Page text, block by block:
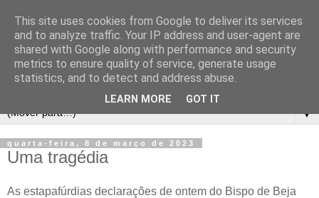
▼
quarta-feira, 8 de março de 2023
Uma tragédia
As estapafúrdias declarações de ontem do Bispo de Beja
This site uses cookies from Google to deliver its services
and to analyze traffic. Your IP address and user-agent are
shared with Google along with performance and security
metrics to ensure quality of service, generate usage
statistics, and to detect and address abuse.
LEARN MORE GOT IT